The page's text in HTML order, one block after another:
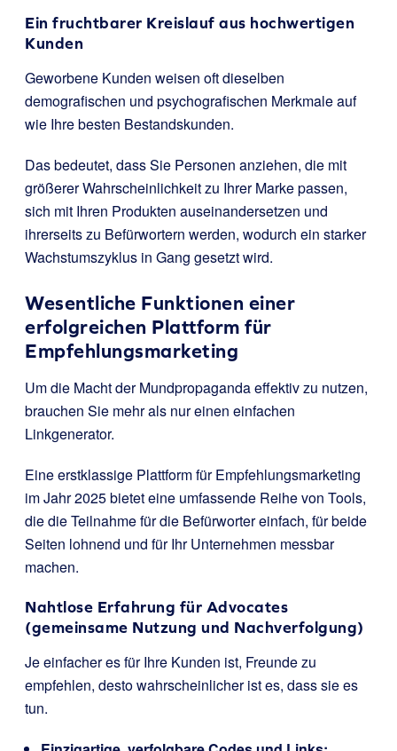
Ein fruchtbarer Kreislauf aus hochwertigen
Kunden
Geworbene Kunden weisen oft dieselben
demografischen und psychografischen Merkmale auf
wie Ihre besten Bestandskunden.
Das bedeutet, dass Sie Personen anziehen, die mit
größerer Wahrscheinlichkeit zu Ihrer Marke passen,
sich mit Ihren Produkten auseinandersetzen und
ihrerseits zu Befürwortern werden, wodurch ein starker
Wachstumszyklus in Gang gesetzt wird.
Wesentliche Funktionen einer
erfolgreichen Plattform für
Empfehlungsmarketing
Um die Macht der Mundpropaganda effektiv zu nutzen,
brauchen Sie mehr als nur einen einfachen
Linkgenerator.
Eine erstklassige Plattform für Empfehlungsmarketing
im Jahr 2025 bietet eine umfassende Reihe von Tools,
die die Teilnahme für die Befürworter einfach, für beide
Seiten lohnend und für Ihr Unternehmen messbar
machen.
Nahtlose Erfahrung für Advocates
(gemeinsame Nutzung und Nachverfolgung)
Je einfacher es für Ihre Kunden ist, Freunde zu
empfehlen, desto wahrscheinlicher ist es, dass sie es
tun.